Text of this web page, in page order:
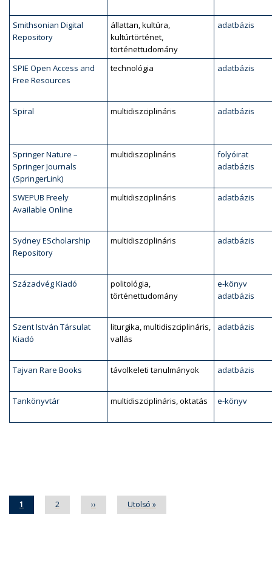
Smithsonian Digital
Repository
állattan, kultúra,
kultúrtörténet,
történettudomány
adatbázis
SPIE Open Access and
Free Resources
technológia adatbázis
Spiral multidiszciplináris adatbázis
Springer Nature –
Springer Journals
(SpringerLink)
multidiszciplináris
folyóirat
adatbázis
SWEPUB Freely
Available Online
multidiszciplináris adatbázis
Sydney EScholarship
Repository
multidiszciplináris adatbázis
Századvég Kiadó
politológia,
történettudomány
e-könyv
adatbázis
Szent István Társulat
Kiadó
liturgika, multidiszciplináris,
vallás
adatbázis
Tajvan Rare Books távolkeleti tanulmányok adatbázis
Tankönyvtár multidiszciplináris, oktatás e-könyv
Jelenlegi
oldal
1 Oldal
2 Következő
oldal
›› Utolsó
oldal
Utolsó »